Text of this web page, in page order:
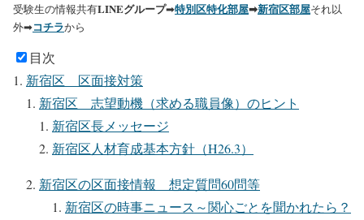
受験生の情報共有LINEグループ➡特別区特化部屋➡新宿区部屋それ以
外➡コチラから
目次
新宿区 区面接対策
新宿区 志望動機（求める職員像）のヒント
新宿区長メッセージ
新宿区人材育成基本方針（H26.3）
新宿区の区面接情報 想定質問60問等
新宿区の時事ニュース～関心ごとを聞かれたら？